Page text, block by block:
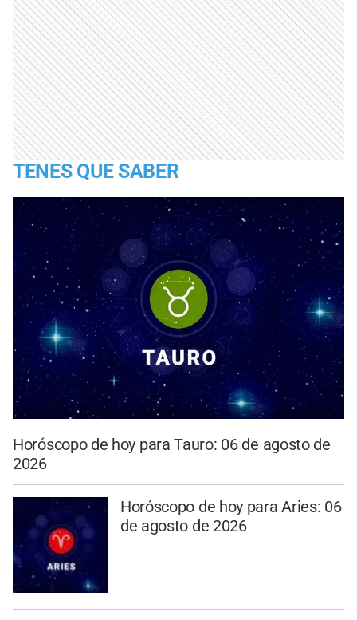
TENES QUE SABER
Horóscopo de hoy para Tauro: 06 de agosto de
2026
Horóscopo de hoy para Aries: 06
de agosto de 2026